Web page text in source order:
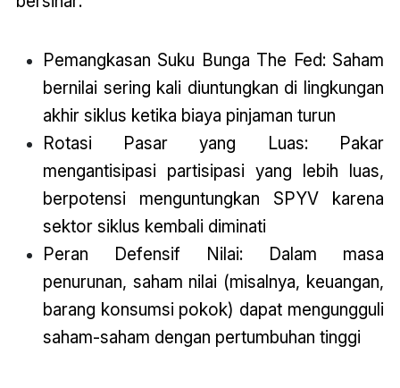
Pemangkasan Suku Bunga The Fed: Saham
bernilai sering kali diuntungkan di lingkungan
akhir siklus ketika biaya pinjaman turun
Rotasi Pasar yang Luas: Pakar
mengantisipasi partisipasi yang lebih luas,
berpotensi menguntungkan SPYV karena
sektor siklus kembali diminati
Peran Defensif Nilai: Dalam masa
penurunan, saham nilai (misalnya, keuangan,
barang konsumsi pokok) dapat mengungguli
saham-saham dengan pertumbuhan tinggi